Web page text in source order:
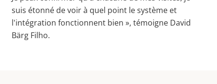
suis étonné de voir à quel point le système et
l'intégration fonctionnent bien », témoigne David
Bärg Filho.